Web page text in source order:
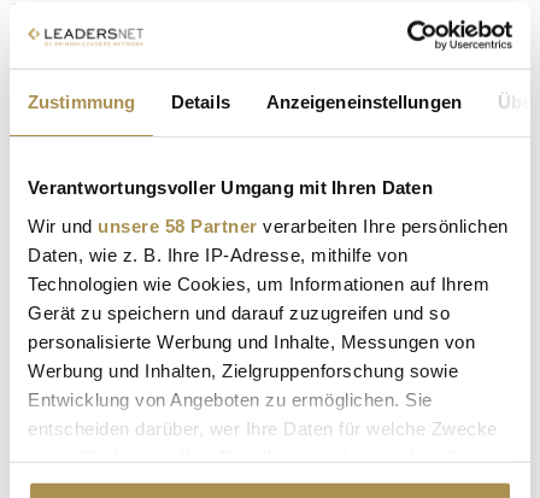
Zustimmung Details Anzeigeneinstellungen
Verantwortungsvoller Umgang mit Ihren Daten
Wir und unsere 58 Partner verarbeiten Ihre persönlichen
Daten, wie z. B. Ihre IP-Adresse, mithilfe von
Technologien wie Cookies, um Informationen auf Ihrem
Gerät zu speichern und darauf zuzugreifen und so
personalisierte Werbung und Inhalte, Messungen von
Werbung und Inhalten, Zielgruppenforschung sowie
Entwicklung von Angeboten zu ermöglichen. Sie
entscheiden darüber, wer Ihre Daten für welche Zwecke
Cookie-Erklärung oder durch Klicken auf das Privacy
Bis Ende Juni prägt der Calzedonia Summer Club das
vergnügt-entspannte Treiben am Kölner Rheinufer. Am
bekanntestes Testimonial zur fachgerechten
Tauglichkeitsprüfung an den Stadtstrand des km...
"GNTM" 2026: Diese sechs Models kämpfen um den
Titel
NEWS | 27.05.2026
Topmodel" findet das große Finale direkt in Los Angeles statt.
Heidi Klum kürt die Gewinnerin und den Gewinner der 21.
Staffel in Hollywood – begleitet von internationalen Stars wie
Sharon Stone, Nicole Scherzinger und Demi Lovato. Sechs...